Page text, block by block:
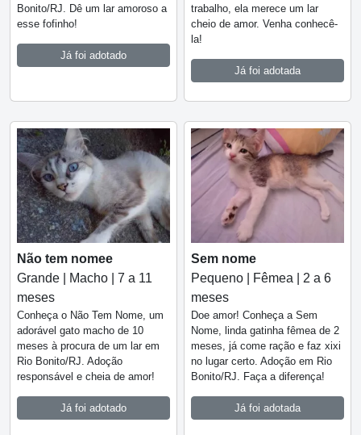
Bonito/RJ. Dê um lar amoroso a
esse fofinho!
Já foi adotado
trabalho, ela merece um lar
cheio de amor. Venha conhecê-
la!
Já foi adotada
Não tem nomee
Grande | Macho | 7 a 11
meses
Conheça o Não Tem Nome, um
adorável gato macho de 10
meses à procura de um lar em
Rio Bonito/RJ. Adoção
responsável e cheia de amor!
Já foi adotado
Sem nome
Pequeno | Fêmea | 2 a 6
meses
Doe amor! Conheça a Sem
Nome, linda gatinha fêmea de 2
meses, já come ração e faz xixi
no lugar certo. Adoção em Rio
Bonito/RJ. Faça a diferença!
Já foi adotada